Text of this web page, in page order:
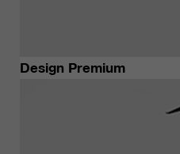
Design Premium